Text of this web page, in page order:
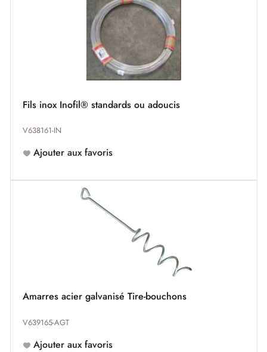
Fils inox Inofil® standards ou adoucis
V638161-IN
Ajouter aux favoris
Amarres acier galvanisé Tire-bouchons
V639165-AGT
Ajouter aux favoris